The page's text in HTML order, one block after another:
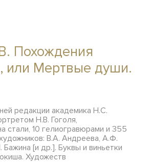
Похождения
или Мертвые души.
редакции академика Н.С.
Н.В. Гоголя,
стали, 10 гелиогравюрами и 355
В.А. Андреева, А.Ф.
[и др.]. Буквы и виньетки
Художеств